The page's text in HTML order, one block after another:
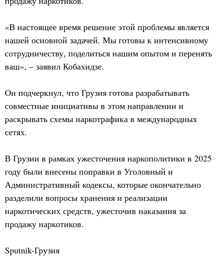
«В настоящее время решение этой проблемы является
нашей основной задачей. Мы готовы к интенсивному
сотрудничеству, поделиться нашим опытом и перенять
ваш», – заявил Кобахидзе.
Он подчеркнул, что Грузия готова разрабатывать
совместные инициативы в этом направлении и
раскрывать схемы наркотрафика в международных
сетях.
В Грузии в рамках ужесточения наркополитики в 2025
году были внесены поправки в Уголовный и
Административный кодексы, которые окончательно
разделили вопросы хранения и реализации
наркотических средств, ужесточив наказания за
продажу наркотиков.
Sputnik-Грузия